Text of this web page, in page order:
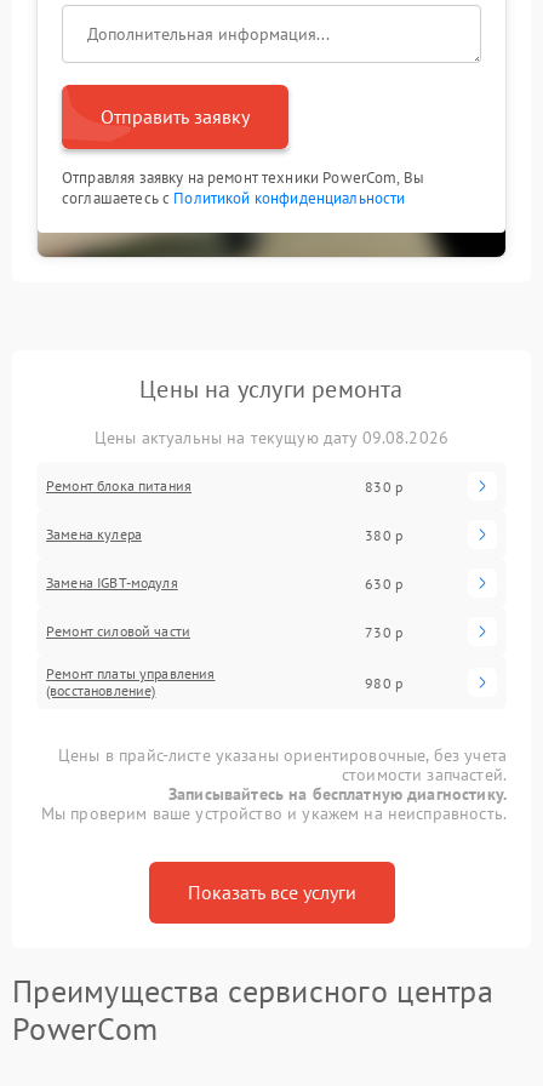
Отправить заявку
Отправляя заявку на ремонт техники PowerCom, Вы
соглашаетесь с Политикой конфиденциальности
Цены на услуги ремонта
Цены актуальны на текущую дату 09.08.2026
Ремонт блока питания 830 р
Замена кулера 380 р
Замена IGBT-модуля 630 р
Ремонт силовой части 730 р
Ремонт платы управления
(восстановление)
980 р
Цены в прайс-листе указаны ориентировочные, без учета
стоимости запчастей.
Записывайтесь на бесплатную диагностику.
Мы проверим ваше устройство и укажем на неисправность.
Показать все услуги
Преимущества сервисного центра
PowerCom